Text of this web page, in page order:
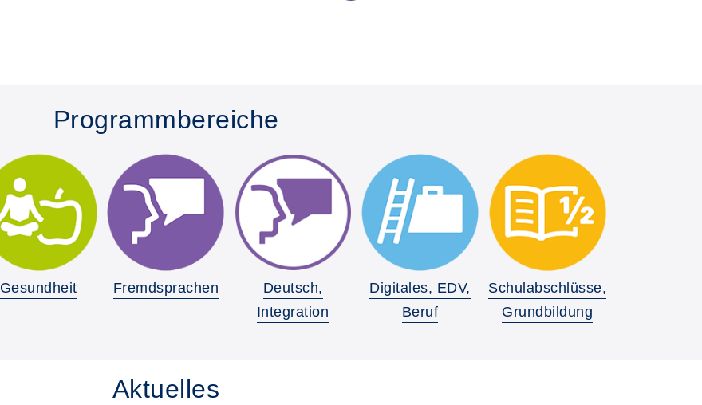
Programmbereiche
Gesundheit Fremdsprachen
Deutsch,
Integration
Digitales, EDV,
Beruf
Schulabschlüsse,
Grundbildung
Aktuelles